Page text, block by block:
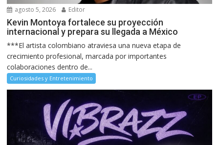
agosto 5, 2026 Editor
Kevin Montoya fortalece su proyección
internacional y prepara su llegada a México
***El artista colombiano atraviesa una nueva etapa de
crecimiento profesional, marcada por importantes
colaboraciones dentro de...
Curiosidades y Entretenimiento